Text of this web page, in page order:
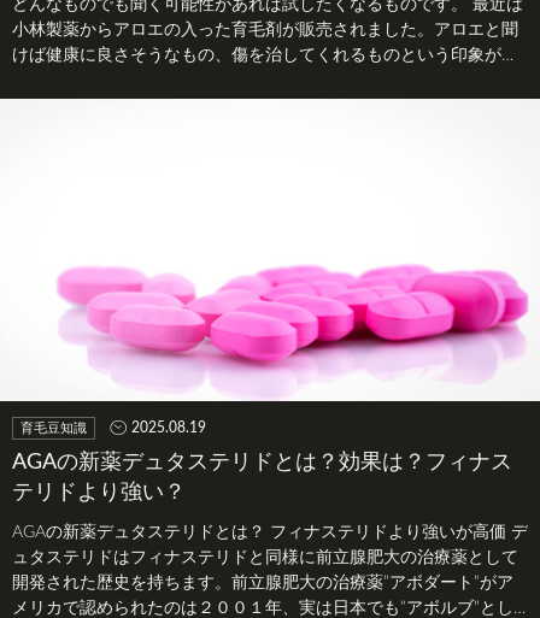
どんなものでも聞く可能性があれば試したくなるものです。 最近は
小林製薬からアロエの入った育毛剤が販売されました。アロエと聞
けば健康に良さそうなもの、傷を治してくれるものという印象があ
育毛豆知識 2025.08.19
AGAの新薬デュタステリドとは？効果は？フィナス
テリドより強い？
AGAの新薬デュタステリドとは？ フィナステリドより強いが高価 デ
ュタステリドはフィナステリドと同様に前立腺肥大の治療薬として
開発された歴史を持ちます。前立腺肥大の治療薬”アボダート”がア
メリカで認められたのは２００１年、実は日本でも”アボルブ”とし